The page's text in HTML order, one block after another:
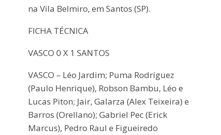
na Vila Belmiro, em Santos (SP).
FICHA TÉCNICA
VASCO 0 X 1 SANTOS
VASCO – Léo Jardim; Puma Rodríguez
(Paulo Henrique), Robson Bambu, Léo e
Lucas Piton; Jair, Galarza (Alex Teixeira) e
Barros (Orellano); Gabriel Pec (Erick
Marcus), Pedro Raul e Figueiredo